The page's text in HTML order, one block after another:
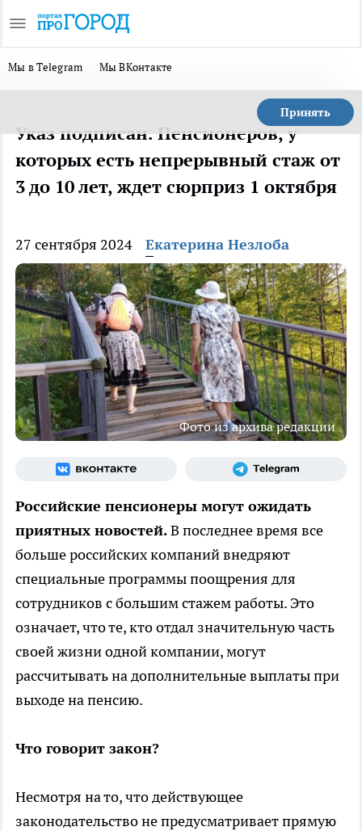
Мы в Telegram Мы ВКонтакте
Принять
Указ подписан. Пенсионеров, у
которых есть непрерывный стаж от
3 до 10 лет, ждет сюрприз 1 октября
27 сентября 2024 Екатерина Незлоба
Фото из архива редакции
Российские пенсионеры могут ожидать
приятных новостей.В последнее время все
больше российских компаний внедряют
специальные программы поощрения для
сотрудников с большим стажем работы. Это
означает, что те, кто отдал значительную часть
своей жизни одной компании, могут
рассчитывать на дополнительные выплаты при
выходе на пенсию.
Что говорит закон?
Несмотря на то, что действующее
законодательство не предусматривает прямую